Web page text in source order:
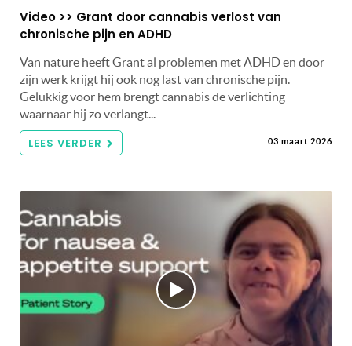
Video >> Grant door cannabis verlost van
chronische pijn en ADHD
Van nature heeft Grant al problemen met ADHD en door
zijn werk krijgt hij ook nog last van chronische pijn.
Gelukkig voor hem brengt cannabis de verlichting
waarnaar hij zo verlangt...
LEES VERDER 03 maart 2026